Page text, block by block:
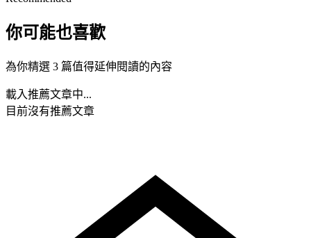
你可能也喜歡
為你精選 3 篇值得延伸閱讀的內容
載入推薦文章中...
目前沒有推薦文章